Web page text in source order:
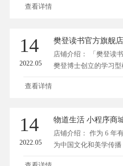
查看详情
14
2022.05
樊登读书官方旗舰
店铺介绍： 「樊登读
樊登博士创立的学习型
查看详情
14
2022.05
物道生活 小程序商
店铺介绍： 作为 6 年
为中国文化和美学传